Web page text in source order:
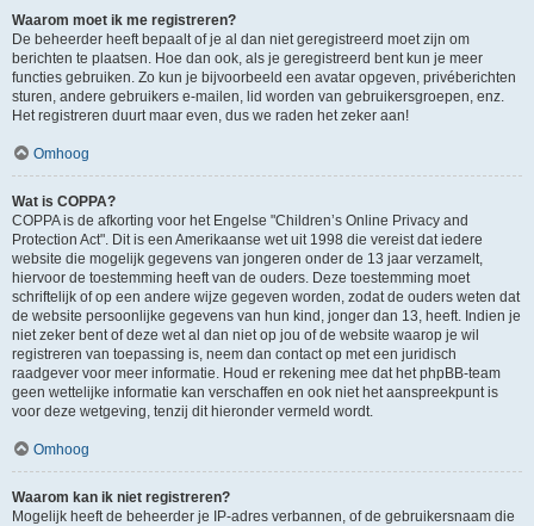
Waarom moet ik me registreren?
De beheerder heeft bepaalt of je al dan niet geregistreerd moet zijn om
berichten te plaatsen. Hoe dan ook, als je geregistreerd bent kun je meer
functies gebruiken. Zo kun je bijvoorbeeld een avatar opgeven, privéberichten
sturen, andere gebruikers e-mailen, lid worden van gebruikersgroepen, enz.
Het registreren duurt maar even, dus we raden het zeker aan!
Omhoog
Wat is COPPA?
COPPA is de afkorting voor het Engelse "Children’s Online Privacy and
Protection Act". Dit is een Amerikaanse wet uit 1998 die vereist dat iedere
website die mogelijk gegevens van jongeren onder de 13 jaar verzamelt,
hiervoor de toestemming heeft van de ouders. Deze toestemming moet
schriftelijk of op een andere wijze gegeven worden, zodat de ouders weten dat
de website persoonlijke gegevens van hun kind, jonger dan 13, heeft. Indien je
niet zeker bent of deze wet al dan niet op jou of de website waarop je wil
registreren van toepassing is, neem dan contact op met een juridisch
raadgever voor meer informatie. Houd er rekening mee dat het phpBB-team
geen wettelijke informatie kan verschaffen en ook niet het aanspreekpunt is
voor deze wetgeving, tenzij dit hieronder vermeld wordt.
Omhoog
Waarom kan ik niet registreren?
Mogelijk heeft de beheerder je IP-adres verbannen, of de gebruikersnaam die